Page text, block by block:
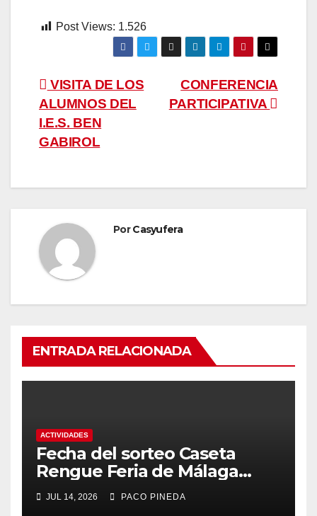
Post Views: 1.526
Navegación
de
entradas
CONFERENCIA
PARTICIPATIVA
VISITA DE LOS
ALUMNOS DEL
I.E.S. BEN
GABIROL
PorCasyufera
ENTRADA RELACIONADA
ACTIVIDADES
Fecha del sorteo Caseta
Rengue Feria de Málaga
2026
JUL 14, 2026 PACO PINEDA